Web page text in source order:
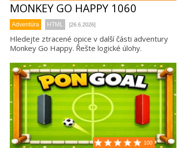
MONKEY GO HAPPY 1060
Adventúra HTML [26.6.2026]
Hledejte ztracené opice v další části adventury
Monkey Go Happy. Řešte logické úlohy.
100